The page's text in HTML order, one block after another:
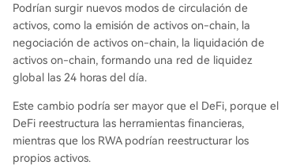
Podrían surgir nuevos modos de circulación de
activos, como la emisión de activos on-chain, la
negociación de activos on-chain, la liquidación de
activos on-chain, formando una red de liquidez
global las 24 horas del día.
Este cambio podría ser mayor que el DeFi, porque el
DeFi reestructura las herramientas financieras,
mientras que los RWA podrían reestructurar los
propios activos.